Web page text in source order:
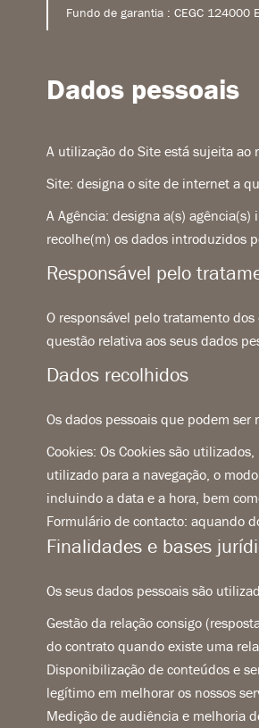
Fundo de garantia : CEGC 124000
Dados pessoais
A utilização do Site está sujeita ao
Site: designa o site de internet a
A Agência: designa a(s)
recolhe(m) os dados introduzidos
Responsável pelo
O responsável pelo tratamento
questão relativa aos seus dados
Dados recolhidos
Os dados pessoais que podem
Cookies: Os Cookies são
utilizado para a navegação, o
incluindo a data e a hora, bem
Formulário de contacto: aquando
Finalidades e bases
Os seus dados pessoais são
Gestão da relação consigo
do contrato quando existe uma
Disponibilização de conteúdos e
legítimo em melhorar os nossos
Medição de audiência e melhoria